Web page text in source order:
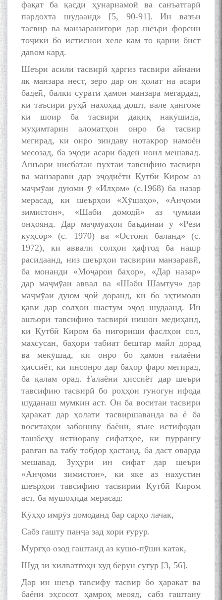
фақат ба қасди ҳунарнамоӣ ва санъатгарӣ
пардохта шудаанд» [5, 90-91]. Ин вазъи
тасвир ва манзаранигорӣ дар шеъри форсии
тоҷикӣ бо истиснои хеле кам то қарни бист
давом кард.
Шеъри асили тасвирӣ ҳаргиз тасвири айнани
як манзара нест, зеро дар он ҳолат на асари
бадеӣ, балки сурати ҳамон манзара мегардад,
ки таъсири рӯҳӣ нахоҳад дошт, вале ҳангоме
ки шоир ба тасвири дақиқ накӯшида,
муҳимтарин аломатҳои онро ба тасвир
мегирад, ки онро зиндаву нотакрор намоён
месозад, ба эҷоди асари бадеӣ ноил мешавад.
Ашъори нисбатан пухтаи тавсифию тасвирӣ
ва манзаравӣ дар эҷодиёти Қутбӣ Киром аз
маҷмӯаи дуюми ӯ «Илҳом» (с.1968) ба назар
мерасад, ки шеърҳои «Хӯшаҳо», «Анҷоми
зимистон», «Шаби домодӣ» аз ҷумлаи
онҳоянд. Дар маҷмӯаҳои баъдинаи ӯ «Рези
кӯҳсор» (с. 1970) ва «Остони баланд» (с.
1972), ки аввали солҳои ҳафтод ба нашр
расидаанд, низ шеърҳои тасвирии манзаравӣ,
ба монанди «Моҷарои баҳор», «Дар назар»
дар маҷмӯаи аввал ва «Шаби Шамтуч» дар
маҷмӯаи дуюм ҷой доранд, ки бо эҳтимоли
қавӣ дар солҳои шастум эҷод шудаанд. Ин
ашъори тавсифию тасвирӣ нишон медиҳанд,
ки Қутбӣ Киром ба нигориши фаслҳои сол,
махсусан, баҳори табиат бештар майл дорад
ва мекӯшад, ки онро бо ҳамон ғалаёни
ҳиссиёт, ки инсонро дар баҳор фаро мегирад,
ба қалам орад. Ғалаёни ҳиссиёт дар шеъри
тавсифию тасвирӣ бо роҳҳои гуногун ифода
шуданаш мумкин аст. Он ба воситаи тасвири
ҳаракат дар ҳолати тасвиршаванда ва ё ба
воситаҳои забониву баёнӣ, яъне истифодаи
ташбеҳу истиораву сифатҳое, ки пуррангу
равған ва табу тобдор ҳастанд, ба даст оварда
мешавад. Зуҳури ин сифат дар шеъри
«Анҷоми зимистон», ки яке аз нахустин
шеърҳои тавсифию тасвирии Қутбӣ Киром
аст, ба мушоҳида мерасад:
Кӯҳҳо имрӯз домоданд бар сарҳо лачак,
Сабз гашту панҷа зад хори ғурур.
Мурғҳо озод гаштанд аз кушо-пӯши катак,
Шуд зи хилватгоҳи худ берун суғур [3, 56].
Дар ин шеър тавсифу тасвир бо ҳаракат ва
баёни эҳсосот ҳамроҳ меояд, сабз гаштану